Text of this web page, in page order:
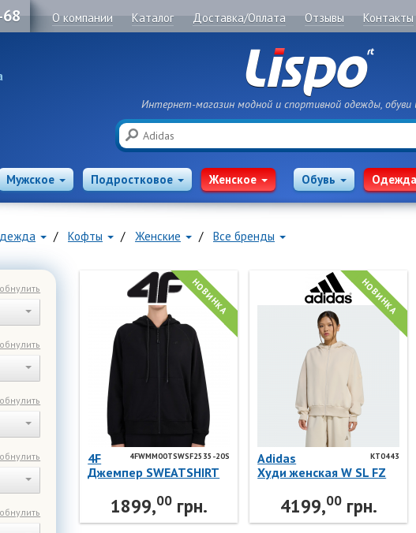
О компании Каталог Доставка/Оплата Отзывы Контакты
Интернет-магазин модной и спортивной одежды, обуви
Поиск
Мужское Подростковое Женское Обувь Одежда
Кофты Женские Все бренды
обнулить
обнулить
обнулить
обнулить
обнулить
НОВИНКА
4FWMM00TSWSF2535-20S
4F
Джемпер SWEATSHIRT
4FWMM00TSWSF2535-
20S 4F1899,00грн.
НОВИНКА
KT0443
Adidas
Худи женская W SL FZ
4199,00грн.